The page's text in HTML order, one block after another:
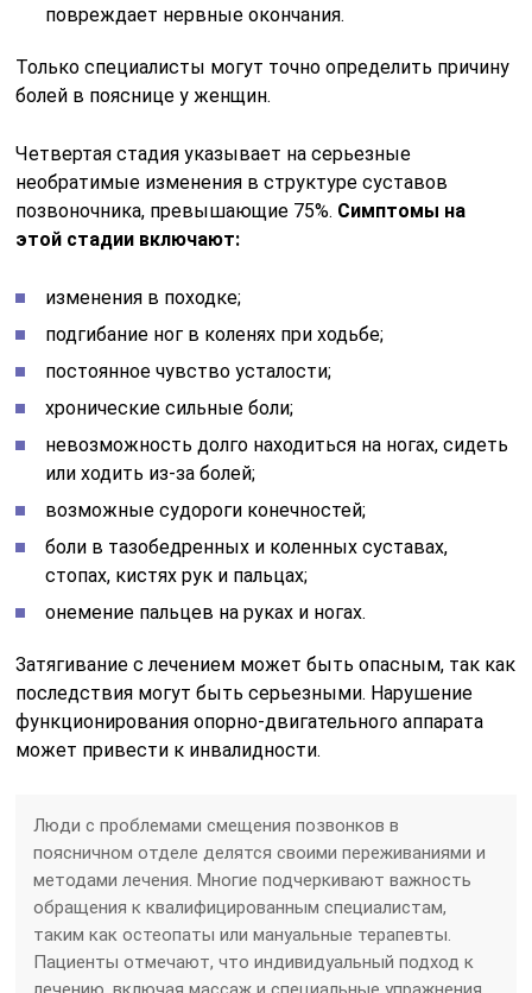
повреждает нервные окончания.
Только специалисты могут точно определить причину
болей в пояснице у женщин.
Четвертая стадия указывает на серьезные
необратимые изменения в структуре суставов
позвоночника, превышающие 75%. Симптомы на
этой стадии включают:
изменения в походке;
подгибание ног в коленях при ходьбе;
постоянное чувство усталости;
хронические сильные боли;
невозможность долго находиться на ногах, сидеть
или ходить из-за болей;
возможные судороги конечностей;
боли в тазобедренных и коленных суставах,
стопах, кистях рук и пальцах;
онемение пальцев на руках и ногах.
Затягивание с лечением может быть опасным, так как
последствия могут быть серьезными. Нарушение
функционирования опорно-двигательного аппарата
может привести к инвалидности.
Люди с проблемами смещения позвонков в
поясничном отделе делятся своими переживаниями и
методами лечения. Многие подчеркивают важность
обращения к квалифицированным специалистам,
таким как остеопаты или мануальные терапевты.
Пациенты отмечают, что индивидуальный подход к